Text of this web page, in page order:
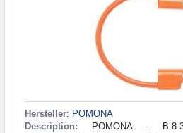
Hersteller: POMONA
Description: POMONA - B-